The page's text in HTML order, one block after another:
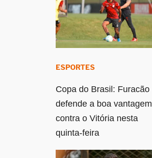
ESPORTES
Copa do Brasil: Furacão
defende a boa vantagem
contra o Vitória nesta
quinta-feira